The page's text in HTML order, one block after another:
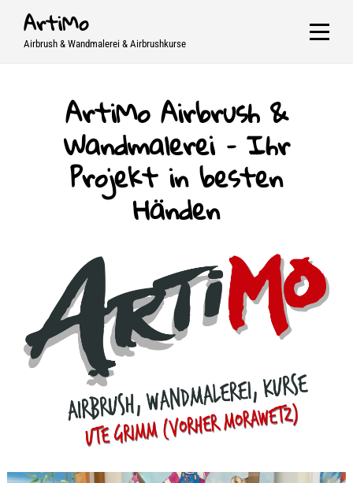
SkipArtiMo
Airbrush & Wandmalerei & Airbrushkurse
ArtiMo Airbrush &
Wandmalerei – Ihr
Projekt in besten
Händen